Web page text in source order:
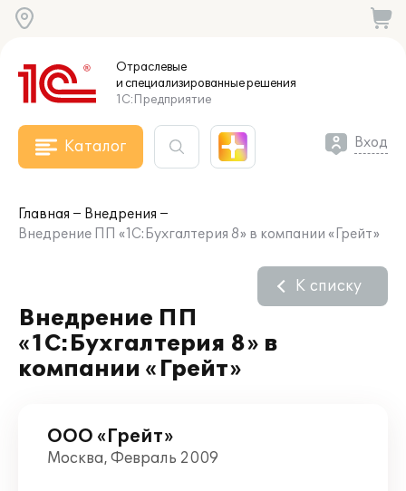
Отраслевые
и специализированныерешения
1С:Предприятие
Каталог Вход
Главная
Внедрения
Внедрение ПП «1С:Бухгалтерия 8» в компании «Грейт»
Внедрение ПП
«1С:Бухгалтерия 8» в
компании «Грейт»
К списку
ООО «Грейт»
Москва, Февраль 2009